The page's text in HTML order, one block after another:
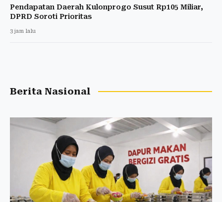
Pendapatan Daerah Kulonprogo Susut Rp105 Miliar,
DPRD Soroti Prioritas
3 jam lalu
Berita Nasional